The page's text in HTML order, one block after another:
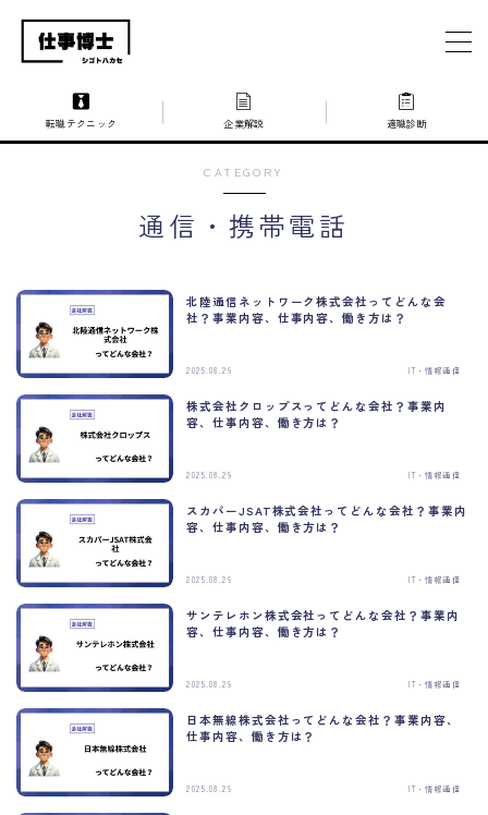
転職テクニック 企業解説 適職診断
CATEGORY
通信・携帯電話
北陸通信ネットワーク株式会社ってどんな会
社？事業内容、仕事内容、働き方は？
2025.08.29 IT・情報通信
株式会社クロップスってどんな会社？事業内
容、仕事内容、働き方は？
2025.08.29 IT・情報通信
スカパーJSAT株式会社ってどんな会社？事業内
容、仕事内容、働き方は？
2025.08.29 IT・情報通信
サンテレホン株式会社ってどんな会社？事業内
容、仕事内容、働き方は？
2025.08.29 IT・情報通信
日本無線株式会社ってどんな会社？事業内容、
仕事内容、働き方は？
2025.08.29 IT・情報通信